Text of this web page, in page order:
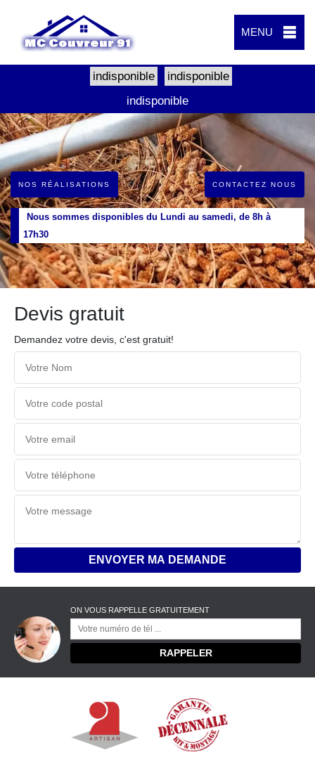
MENU
indisponible
indisponible
indisponible
NOS RÉALISATIONS CONTACTEZ NOUS
Nous sommes disponibles du Lundi au samedi, de 8h à
17h30
Devis gratuit
Demandez votre devis, c'est gratuit!
ON VOUS RAPPELLE GRATUITEMENT